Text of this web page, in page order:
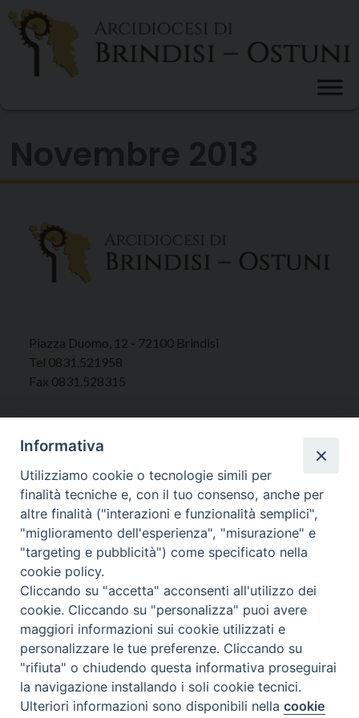
Skip
content
Piazza Duomo, 12 - 72100 Brindisi
Tel 0831.521958
Fax 0831.528315
Mar. / Mer. / Giov. ore 9 - 13
nei mesi estivi solo Martedì ore 9 - 13
WebMail
Copyright © Arcidiocesi di Brindisi – Ostuni
Preferenze Cookie
Informativa
Utilizziamo cookie o tecnologie simili per
finalità tecniche e, con il tuo consenso, anche per
altre finalità ("interazioni e funzionalità semplici",
"miglioramento dell'esperienza", "misurazione" e
"targeting e pubblicità") come specificato nella
cookie policy.
Cliccando su "accetta" acconsenti all'utilizzo dei
cookie. Cliccando su "personalizza" puoi avere
maggiori informazioni sui cookie utilizzati e
personalizzare le tue preferenze. Cliccando su
"rifiuta" o chiudendo questa informativa proseguirai
la navigazione installando i soli cookie tecnici.
Ulteriori informazioni sono disponibili nellacookie